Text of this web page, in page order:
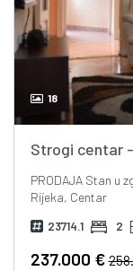
18
Strogi centar
PRODAJAStan u
Rijeka, Centar
23714.1 2
237.000 €